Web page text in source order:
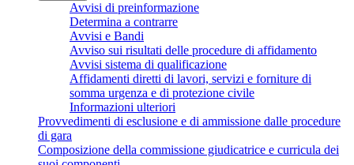
Avvisi di preinformazione
Determina a contrarre
Avvisi e Bandi
Avviso sui risultati delle procedure di affidamento
Avvisi sistema di qualificazione
Affidamenti diretti di lavori, servizi e forniture di
somma urgenza e di protezione civile
Informazioni ulteriori
Provvedimenti di esclusione e di ammissione dalle procedure
di gara
Composizione della commissione giudicatrice e curricula dei